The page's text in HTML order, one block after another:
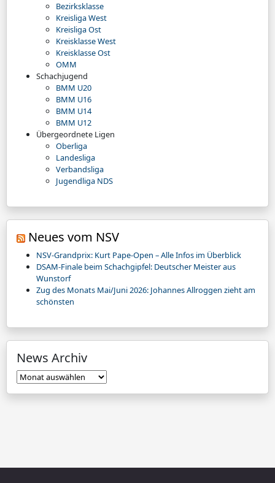
Bezirksklasse
Kreisliga West
Kreisliga Ost
Kreisklasse West
Kreisklasse Ost
OMM
Schachjugend
BMM U20
BMM U16
BMM U14
BMM U12
Übergeordnete Ligen
Oberliga
Landesliga
Verbandsliga
Jugendliga NDS
Neues vom NSV
NSV-Grandprix: Kurt Pape-Open – Alle Infos im Überblick
DSAM-Finale beim Schachgipfel: Deutscher Meister aus
Wunstorf
Zug des Monats Mai/Juni 2026: Johannes Allroggen zieht am
schönsten
News Archiv
News
Archiv